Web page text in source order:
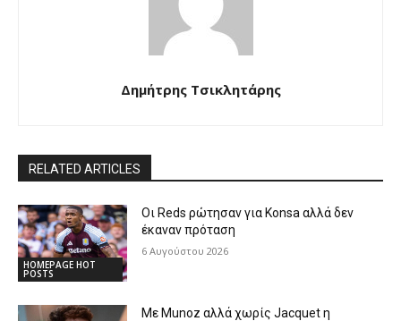
Δημήτρης Τσικλητάρης
RELATED ARTICLES
HOMEPAGE HOT
POSTS
Οι Reds ρώτησαν για Konsa αλλά δεν
έκαναν πρόταση
6 Αυγούστου 2026
Με Munoz αλλά χωρίς Jacquet η